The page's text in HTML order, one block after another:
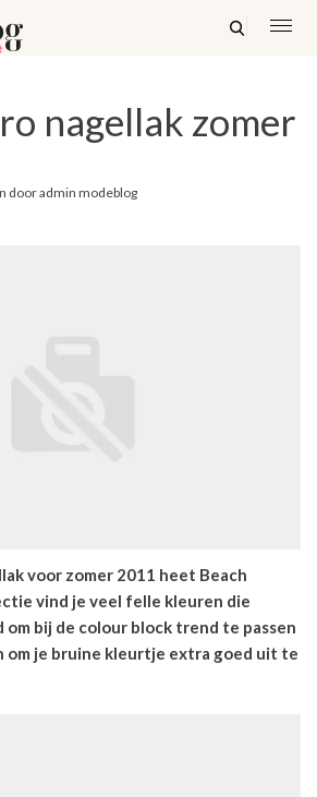
nagellak zomer
dooradmin modeblog
voor zomer 2011 heet Beach
vind je veel felle kleuren die
om bij de colour block trend te passen
je bruine kleurtje extra goed uit te